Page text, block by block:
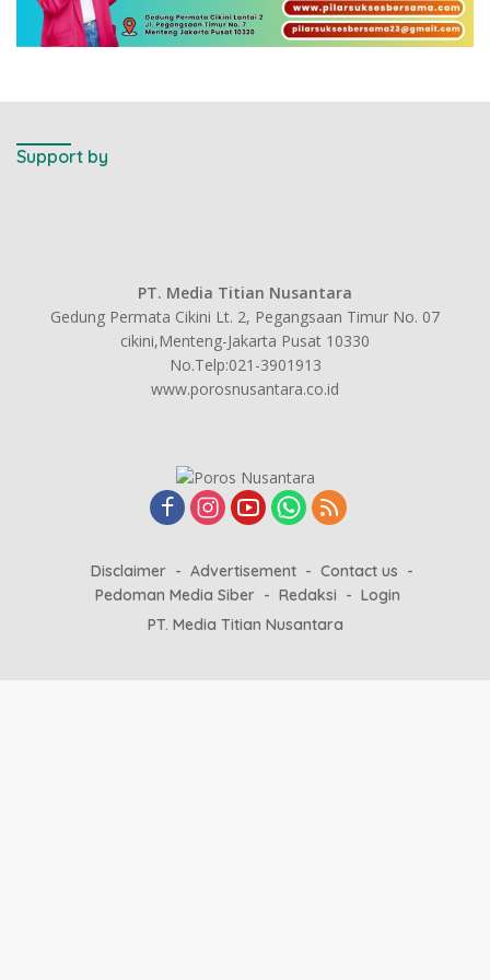
Support by
PT. Media Titian Nusantara
Gedung Permata Cikini Lt. 2, Pegangsaan Timur No. 07
cikini,Menteng-Jakarta Pusat 10330
No.Telp:021-3901913
www.porosnusantara.co.id
Disclaimer Advertisement
Contact us
Pedoman Media Siber
Redaksi
Login
PT. Media Titian Nusantara